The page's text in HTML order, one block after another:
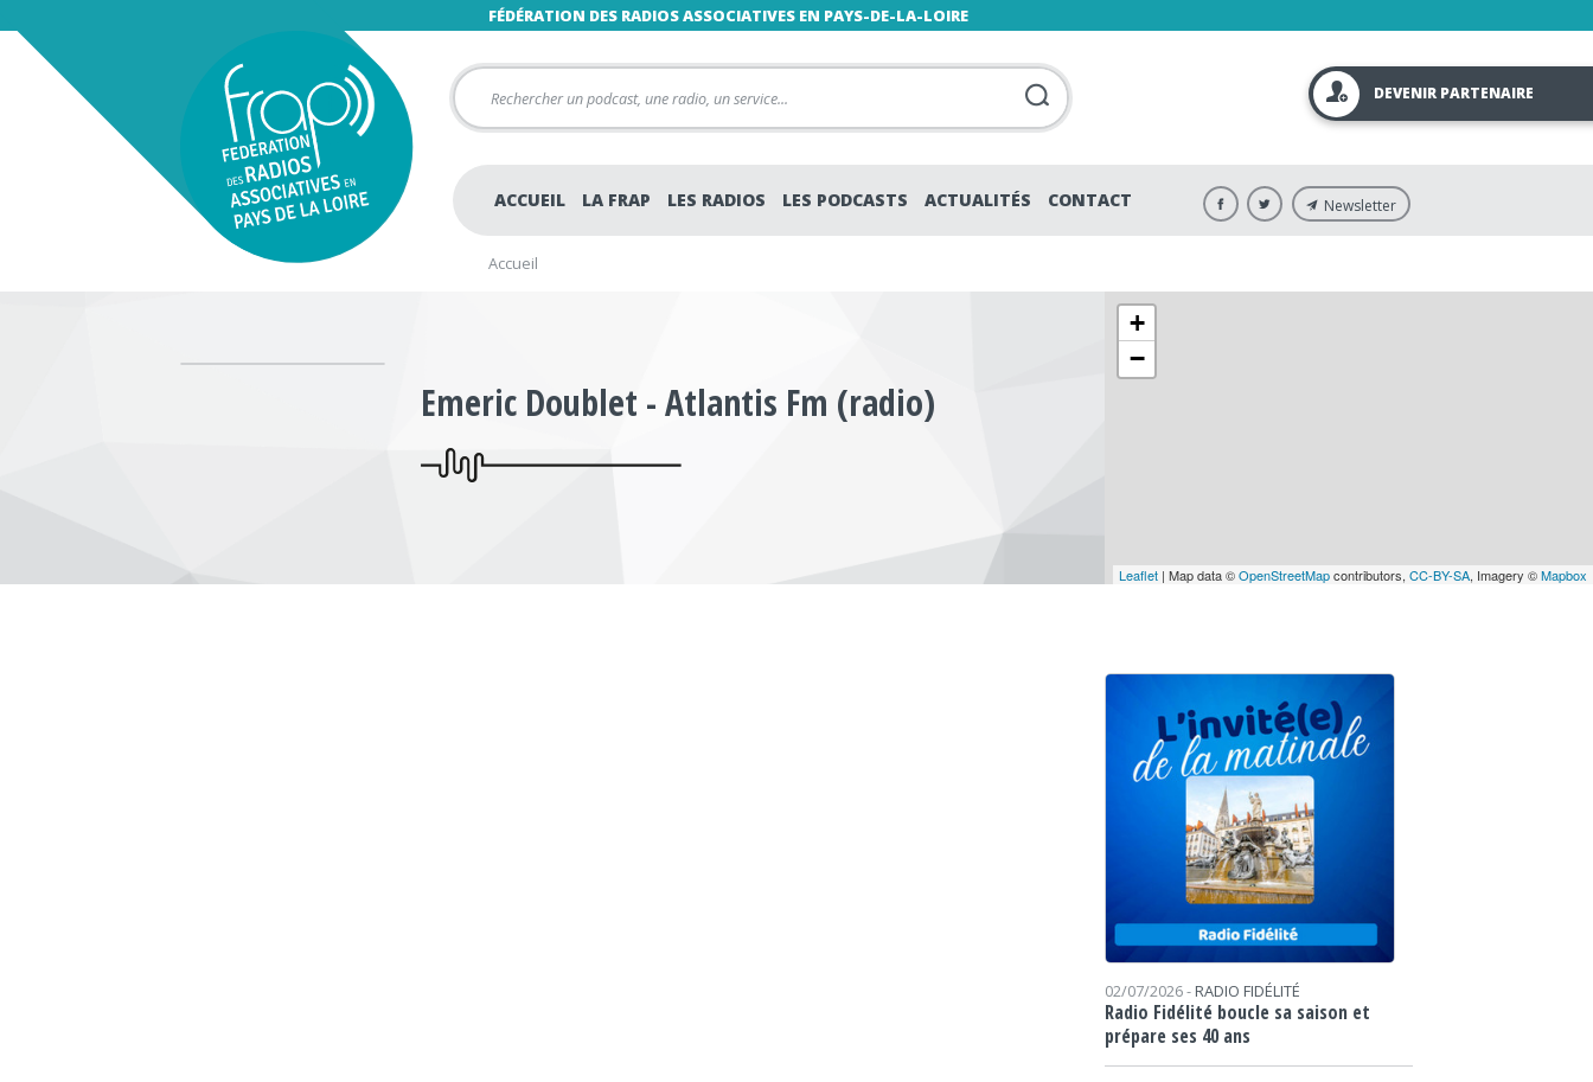
FÉDÉRATION DES RADIOS ASSOCIATIVES EN PAYS-DE-LA-LOIRE
DEVENIR PARTENAIRE
ACCUEIL LA FRAP LES RADIOS LES PODCASTS ACTUALITÉS CONTACT Newsletter
Accueil
Emeric Doublet - Atlantis Fm (radio)
+
−
Leaflet | Map data ©OpenStreetMapcontributors, CC-BY-SA, Imagery ©Mapbox
02/07/2026 - RADIO FIDÉLITÉ
Radio Fidélité boucle sa saison et
prépare ses 40 ans